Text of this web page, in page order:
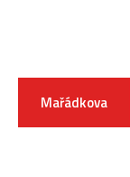
Mařádkova